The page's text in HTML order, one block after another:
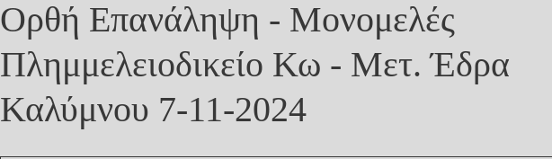
Ορθή Επανάληψη - Μονομελές
Πλημμελειοδικείο Κω - Μετ. Έδρα
Καλύμνου 7-11-2024